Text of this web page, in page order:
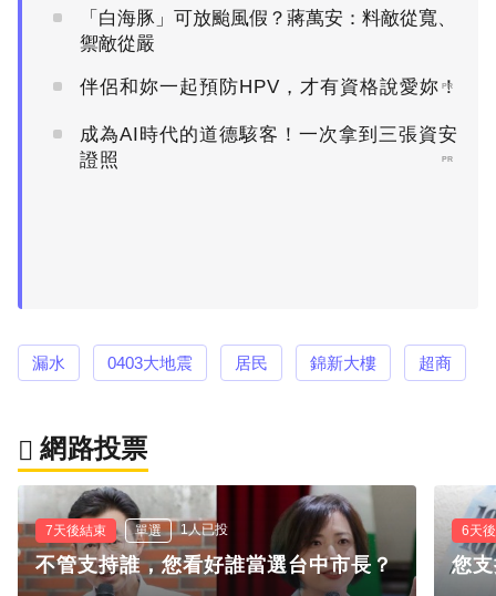
「白海豚」可放颱風假？蔣萬安：料敵從寬、
禦敵從嚴
伴侶和妳一起預防HPV，才有資格說愛妳！
PR
成為AI時代的道德駭客！一次拿到三張資安
證照
PR
漏水 0403大地震 居民 錦新大樓 超商
網路投票
7天後結束 單選 1人已投
不管支持誰，您看好誰當選台中市長？
6天
您